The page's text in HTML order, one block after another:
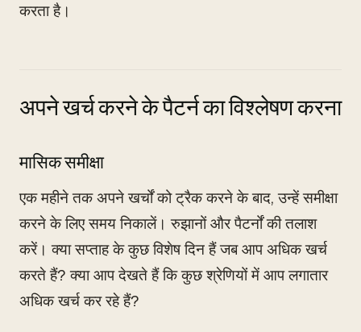
करता है।
अपने खर्च करने के पैटर्न का विश्लेषण करना
मासिक समीक्षा
एक महीने तक अपने खर्चों को ट्रैक करने के बाद, उन्हें समीक्षा
करने के लिए समय निकालें। रुझानों और पैटर्नों की तलाश
करें। क्या सप्ताह के कुछ विशेष दिन हैं जब आप अधिक खर्च
करते हैं? क्या आप देखते हैं कि कुछ श्रेणियों में आप लगातार
अधिक खर्च कर रहे हैं?